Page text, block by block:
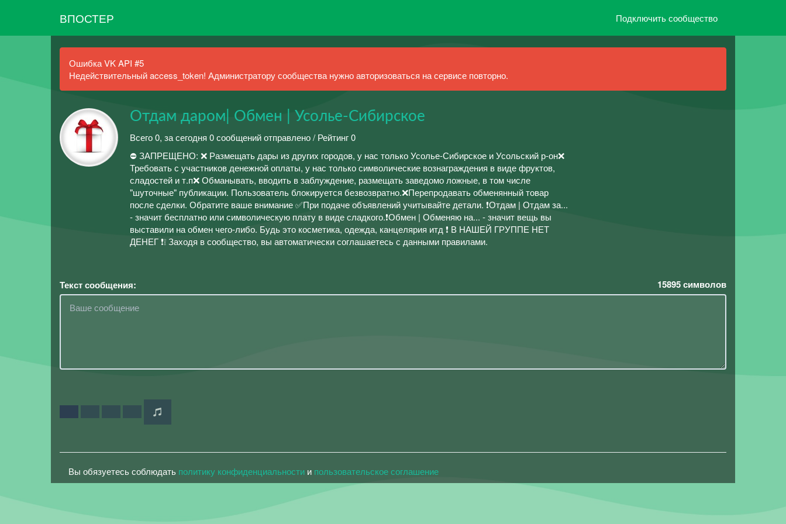
ВПОСТЕР Подключить сообщество
Ошибка VK API #5
Недействительный access_token! Администратору сообщества нужно авторизоваться на сервисе повторно.
Отдам даром| Обмен | Усолье-Сибирское
Всего 0, за сегодня 0 сообщений отправлено / Рейтинг 0
⛔ ЗАПРЕЩЕНО: ❌ Размещать дары из других городов, у нас только Усолье-Сибирское и Усольский р-он❌
Требовать с участников денежной оплаты, у нас только символические вознаграждения в виде фруктов,
сладостей и т.п❌ Обманывать, вводить в заблуждение, размещать заведомо ложные, в том числе
"шуточные" публикации. Пользователь блокируется безвозвратно.❌Перепродавать обменянный товар
после сделки. Обратите ваше внимание ✅При подаче объявлений учитывайте детали. ❗Отдам | Отдам за...
- значит бесплатно или символическую плату в виде сладкого.❗Обмен | Обменяю на... - значит вещь вы
выставили на обмен чего-либо. Будь это косметика, одежда, канцелярия итд ❗ В НАШЕЙ ГРУППЕ НЕТ
ДЕНЕГ ❗❕ Заходя в сообщество, вы автоматически соглашаетесь с данными правилами.
Текст сообщения: 15895символов
Вы обязуетесь соблюдать политику конфиденциальности и пользовательское соглашение